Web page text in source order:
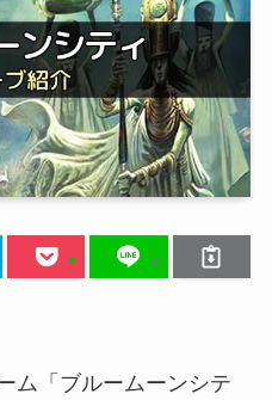
ム「ブルームーンシテ